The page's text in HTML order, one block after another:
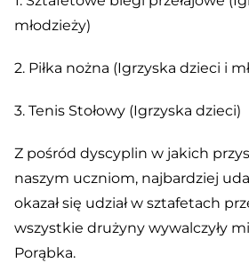
młodzieży)
2. Piłka nożna (Igrzyska dzieci i
3. Tenis Stołowy (Igrzyska dzieci)
Z pośród dyscyplin w jakich
naszym uczniom, najbardziej
okazał się udział w sztafetach
wszystkie drużyny wywalczyły
Porąbka.